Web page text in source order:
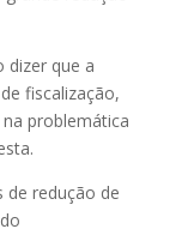
dizer que a
fiscalização,
problemática
de redução de